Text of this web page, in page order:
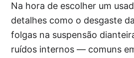
Na hora de escolher um
detalhes como o desgaste
folgas na suspensão
ruídos internos — comuns